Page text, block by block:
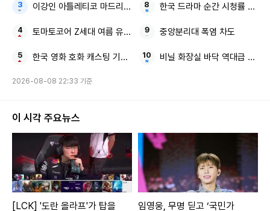
이강인 아틀레티코 마드리드 감독님과 구단
토마토코어 Z세대 여름 유통가
한국 영화 호화 캐스팅 기대감
한국 드라마 순간 시청률 MBC
중앙분리대 폭염 차도
비닐 화장실 바닥 역대급 꼼수
2026-08-08 22:33 기준
이 시각 주요뉴스
[LCK] '도란 올라프'가 탑을
임영웅, 무명 딛고 ‘국민가